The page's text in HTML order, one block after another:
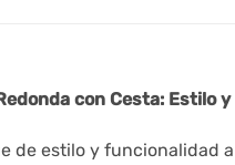
con Cesta: Estilo
de estilo y funcionalidad